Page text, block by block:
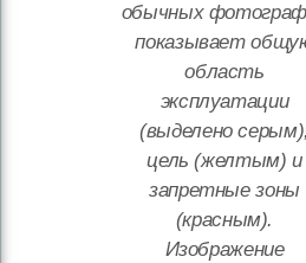
обычных
показывает
область
эксплуатации
(выделено серым),
цель (желтым) и
запретные зоны
(красным).
Изображение